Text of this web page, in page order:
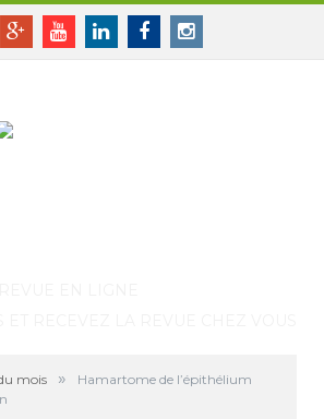
cookies
Google+YoutubeLinkedinFacebookInstagram
mois »
Hamartome de l’épithélium